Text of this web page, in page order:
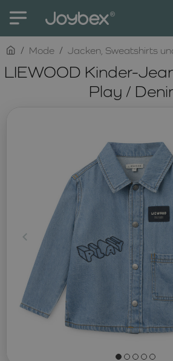
LIEWOOD Kinder-
Play /
homeMode Jacken, Sweatshirts